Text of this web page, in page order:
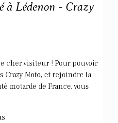
à Lédenon - Crazy
cher visiteur ! Pour pouvoir
Moto, et rejoindre la
motarde de France, vous